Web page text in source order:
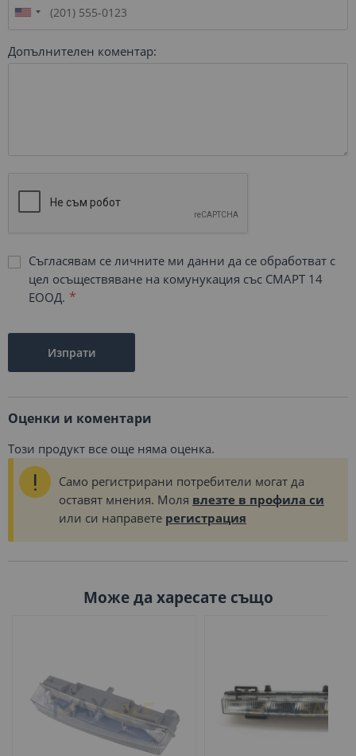
Допълнителен коментар:
Съгласявам се личните ми данни да се обработват с
цел осъществяване на комунукация със СМАРТ 14
ЕООД.
Изпрати
Оценки и коментари
Този продукт все още няма оценка.
Само регистрирани потребители могат да
оставят мнения. Моля влезте в профила си
или си направете регистрация
Може да харесате също